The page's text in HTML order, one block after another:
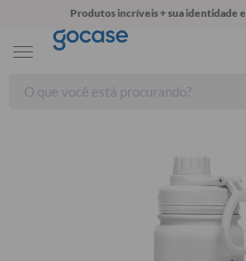
Produtos incríveis + sua identidade